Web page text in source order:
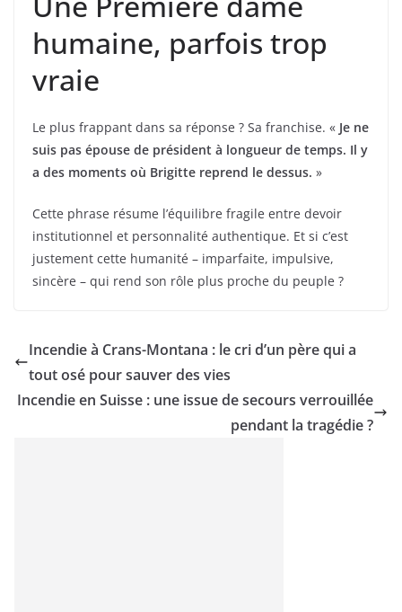
humaine, parfois trop
vraie
Le plus frappant dans sa réponse ? Sa franchise. « Je ne
suis pas épouse de président à longueur de temps. Il y
a des moments où Brigitte reprend le dessus. »
Cette phrase résume l’équilibre fragile entre devoir
institutionnel et personnalité authentique. Et si c’est
justement cette humanité – imparfaite, impulsive,
sincère – qui rend son rôle plus proche du peuple ?
Incendie à Crans-Montana : le cri d’un père qui a
tout osé pour sauver des vies
Incendie en Suisse : une issue de secours verrouillée
pendant la tragédie ?